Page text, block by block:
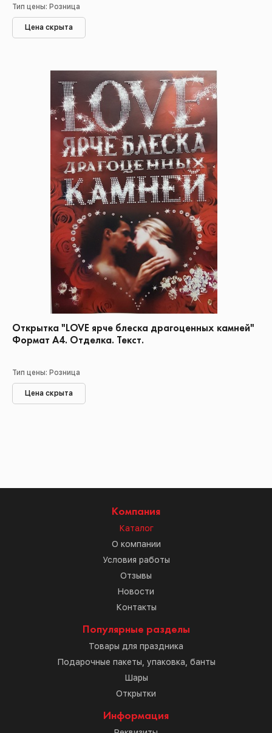
Тип цены: Розница
Цена скрыта
Открытка "LOVE ярче блеска драгоценных камней"
Формат А4. Отделка. Текст.
Тип цены: Розница
Цена скрыта
Компания
Каталог
О компании
Условия работы
Отзывы
Новости
Контакты
Популярные разделы
Товары для праздника
Подарочные пакеты, упаковка, банты
Шары
Открытки
Информация